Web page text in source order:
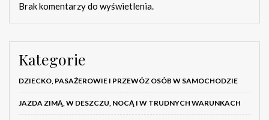
Brak komentarzy do wyświetlenia.
Kategorie
DZIECKO, PASAŻEROWIE I PRZEWÓZ OSÓB W SAMOCHODZIE
JAZDA ZIMĄ, W DESZCZU, NOCĄ I W TRUDNYCH WARUNKACH